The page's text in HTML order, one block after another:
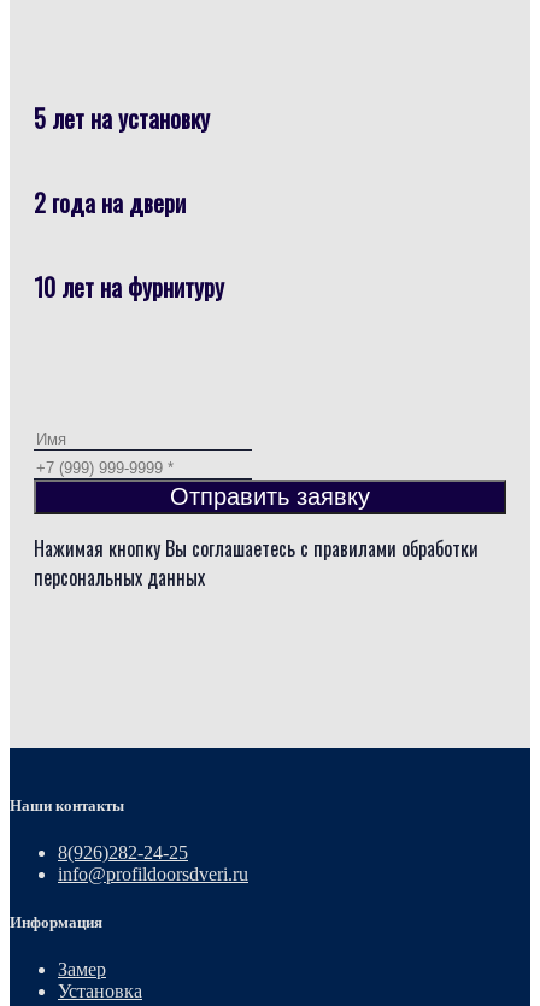
5 лет на установку
2 года на двери
10 лет на фурнитуру
Нажимая кнопку Вы соглашаетесь с правилами обработки
персональных данных
Отправить заявку
Наши контакты
8(926)282-24-25
info@profildoorsdveri.ru
Информация
Замер
Установка